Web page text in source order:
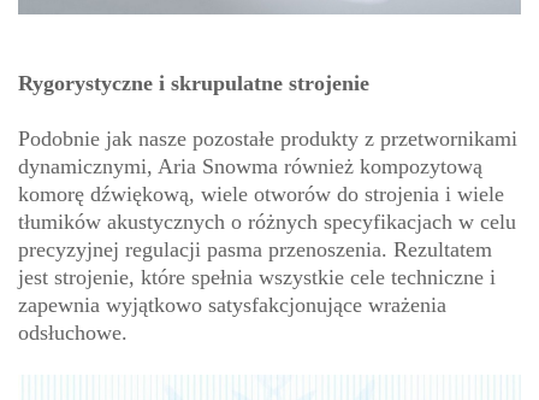
Rygorystyczne i skrupulatne strojenie
Podobnie jak nasze pozostałe produkty z przetwornikami
dynamicznymi, Aria Snowma również kompozytową
komorę dźwiękową, wiele otworów do strojenia i wiele
tłumików akustycznych o różnych specyfikacjach w celu
precyzyjnej regulacji pasma przenoszenia. Rezultatem
jest strojenie, które spełnia wszystkie cele techniczne i
zapewnia wyjątkowo satysfakcjonujące wrażenia
odsłuchowe.